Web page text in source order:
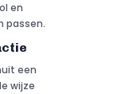
en
passen.
een
wijze